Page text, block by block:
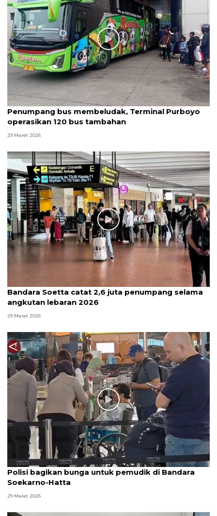
Penumpang bus membeludak, Terminal Purboyo
operasikan 120 bus tambahan
29 Maret 2026
Bandara Soetta catat 2,6 juta penumpang selama
angkutan lebaran 2026
29 Maret 2026
Polisi bagikan bunga untuk pemudik di Bandara
Soekarno-Hatta
29 Maret 2026